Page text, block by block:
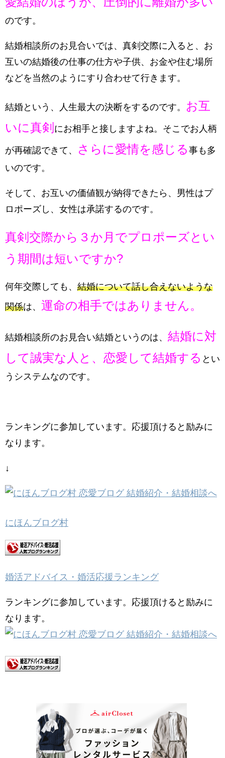
のです。
結婚相談所のお見合いでは、真剣交際に入ると、お
互いの結婚後の仕事の仕方や子供、お金や住む場所
などを当然のようにすり合わせて行きます。
結婚という、人生最大の決断をするのです。
お互
いに真剣 にお相手と接しますよね。そこでお人柄
が再確認できて、 さらに愛情を感じる 事も多
いのです。
そして、お互いの価値観が納得できたら、男性はプ
ロポーズし、女性は承諾するのです。
真剣交際から３か月でプロポーズとい
う期間は短いですか?
何年交際しても、 結婚について話し合えないような
関係は、 運命の相手ではありません。
結婚相談所のお見合い結婚というのは、 結婚に対
して誠実な人と、恋愛して結婚する とい
うシステムなのです。
ランキングに参加しています。応援頂けると励みに
なります。
↓
にほんブログ村
婚活アドバイス・婚活応援ランキング
ランキングに参加しています。応援頂けると励みに
なります。